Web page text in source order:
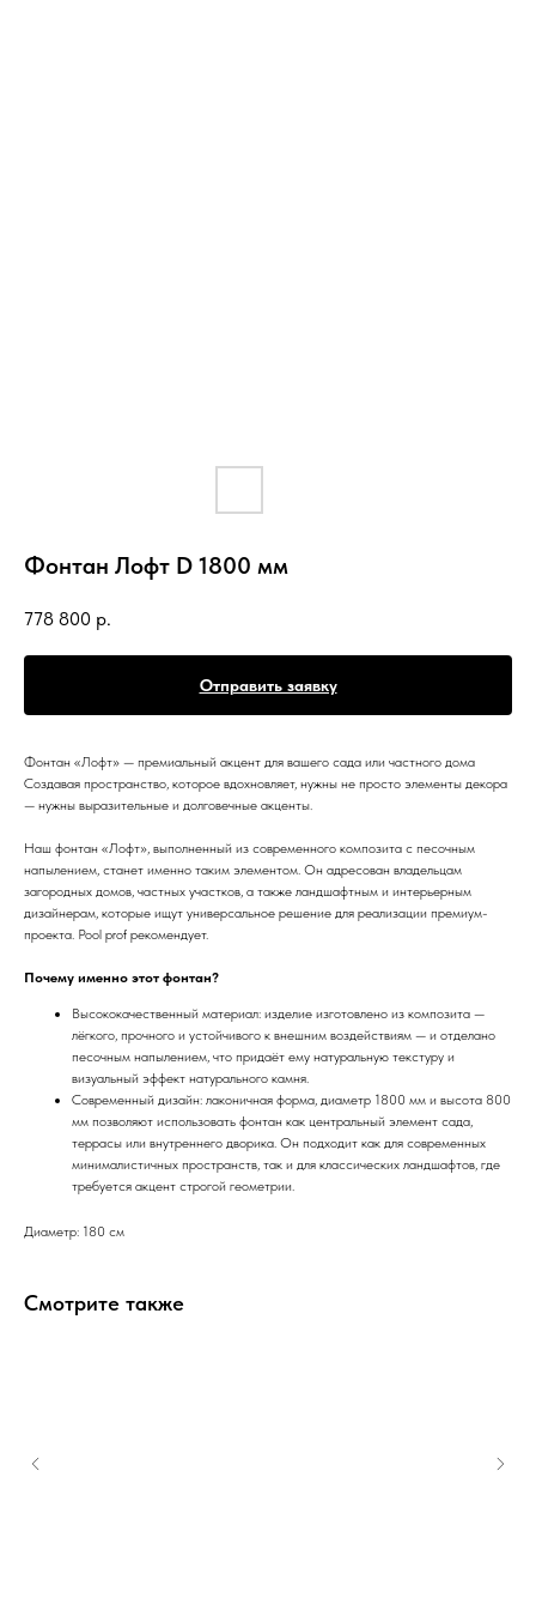
Фонтан Лофт D 1800 мм
778 800 р.
Отправить заявку
Фонтан «Лофт» — премиальный акцент для вашего сада или частного дома
Создавая пространство, которое вдохновляет, нужны не просто элементы декора
— нужны выразительные и долговечные акценты.
Наш фонтан «Лофт», выполненный из современного композита с песочным
напылением, станет именно таким элементом. Он адресован владельцам
загородных домов, частных участков, а также ландшафтным и интерьерным
дизайнерам, которые ищут универсальное решение для реализации премиум-
проекта. Pool prof рекомендует.
Почему именно этот фонтан?
Высококачественный материал: изделие изготовлено из композита —
лёгкого, прочного и устойчивого к внешним воздействиям — и отделано
песочным напылением, что придаёт ему натуральную текстуру и
визуальный эффект натурального камня.
Современный дизайн: лаконичная форма, диаметр 1800 мм и высота 800
мм позволяют использовать фонтан как центральный элемент сада,
террасы или внутреннего дворика. Он подходит как для современных
минималистичных пространств, так и для классических ландшафтов, где
требуется акцент строгой геометрии.
Диаметр: 180 см
Смотрите также